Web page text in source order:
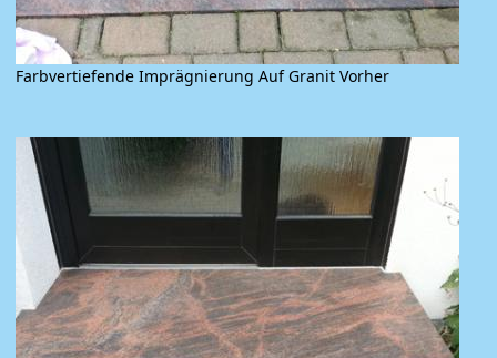
Farbvertiefende Imprägnierung Auf Granit Vorher